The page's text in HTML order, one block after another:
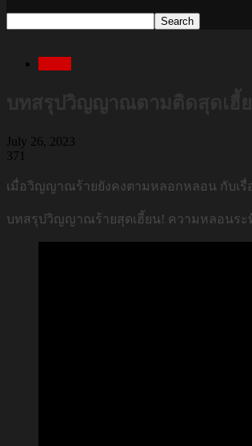
July 26, 2023
371
เมื่อวิญญาณร้ายยังคงตามหลอกหลอน กับเรื่
บทสรุปวิญญาณร้ายสุดเฮี้ยน! ความหลอนร